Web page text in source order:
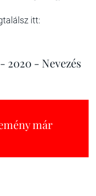
itt:
2020 - Nevezés
már